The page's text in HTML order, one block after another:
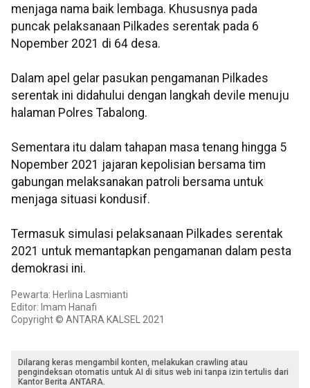
menjaga nama baik lembaga. Khususnya pada
puncak pelaksanaan Pilkades serentak pada 6
Nopember 2021 di 64 desa.
Dalam apel gelar pasukan pengamanan Pilkades
serentak ini didahului dengan langkah devile menuju
halaman Polres Tabalong.
Sementara itu dalam tahapan masa tenang hingga 5
Nopember 2021 jajaran kepolisian bersama tim
gabungan melaksanakan patroli bersama untuk
menjaga situasi kondusif.
Termasuk simulasi pelaksanaan Pilkades serentak
2021 untuk memantapkan pengamanan dalam pesta
demokrasi ini.
Pewarta: Herlina Lasmianti
Editor: Imam Hanafi
Copyright © ANTARA KALSEL 2021
Dilarang keras mengambil konten, melakukan crawling atau
pengindeksan otomatis untuk AI di situs web ini tanpa izin tertulis dari
Kantor Berita ANTARA.